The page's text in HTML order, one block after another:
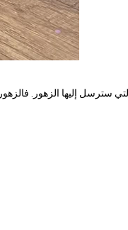
التي سترسل إليها